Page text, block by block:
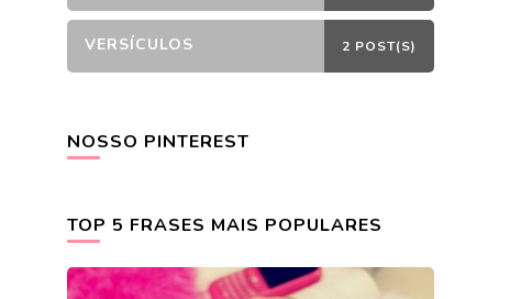
VERSÍCULOS 2 POST(S)
NOSSO PINTEREST
TOP 5 FRASES MAIS POPULARES